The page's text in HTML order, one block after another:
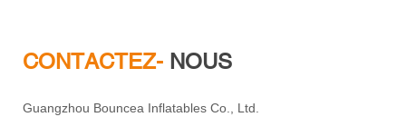
CONTACTEZ- NOUS
Guangzhou Bouncea Inflatables Co., Ltd.